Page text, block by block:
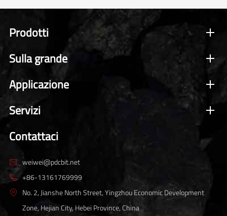
Prodotti
Sulla grande
Applicazione
Servizi
Contattaci
 weiwei@pdcbit.net
 +86-13161769999

No. 2, Jianshe North Street, Yingzhou Economic Development
Zone, Hejian City, Hebei Province, China